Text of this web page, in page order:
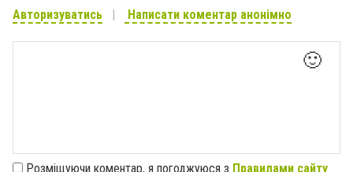
Авторизуватись Написати коментар анонімно
🙂
Розміщуючи коментар, я погоджуюся з Правилами сайту